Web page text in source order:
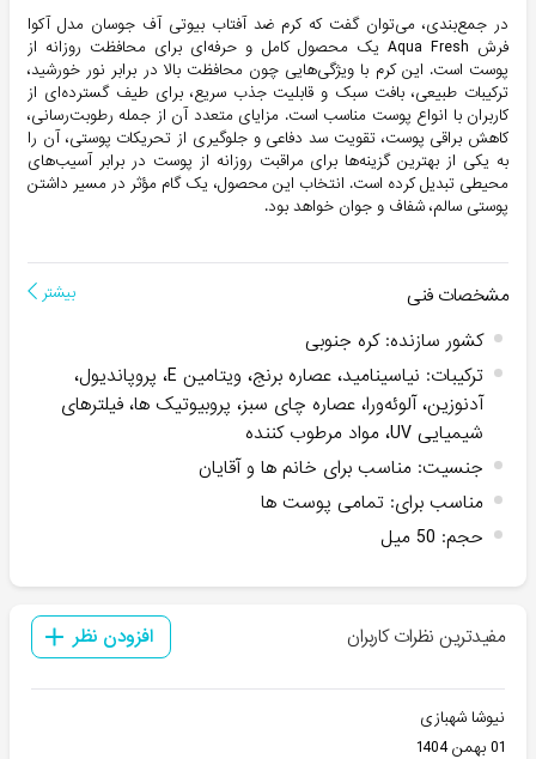
در جمع‌بندی، می‌توان گفت که کرم ضد آفتاب بیوتی آف جوسان مدل آکوا
فرش Aqua Fresh یک محصول کامل و حرفه‌ای برای محافظت روزانه از
پوست است. این کرم با ویژگی‌هایی چون محافظت بالا در برابر نور خورشید،
ترکیبات طبیعی، بافت سبک و قابلیت جذب سریع، برای طیف گسترده‌ای از
کاربران با انواع پوست مناسب است. مزایای متعدد آن از جمله رطوبت‌رسانی،
کاهش براقی پوست، تقویت سد دفاعی و جلوگیری از تحریکات پوستی، آن را
به یکی از بهترین گزینه‌ها برای مراقبت روزانه از پوست در برابر آسیب‌های
محیطی تبدیل کرده است. انتخاب این محصول، یک گام مؤثر در مسیر داشتن
پوستی سالم، شفاف و جوان خواهد بود.
مشخصات فنی بیشتر
کشور سازنده:کره جنوبی
ترکیبات:
نیاسینامید، عصاره برنج، ویتامین E، پروپاندیول،
آدنوزین، آلوئه‌ورا، عصاره چای سبز، پروبیوتیک ها، فیلترهای
شیمیایی UV، مواد مرطوب کننده
جنسیت: مناسب برای خانم ها و آقایان
مناسب برای: تمامی پوست ها
حجم: 50 میل
مفیدترین نظرات کاربران افزودن نظر
نیوشا شهبازی
01 بهمن 1404